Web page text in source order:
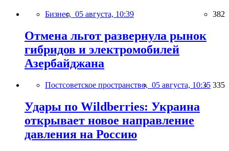
Бизнес, 05 августа, 10:39 382
Отмена льгот развернула рынок
гибридов и электромобилей
Азербайджана
Постсоветское пространство, 05 августа, 10:35 335
Удары по Wildberries: Украина
открывает новое направление
давления на Россию